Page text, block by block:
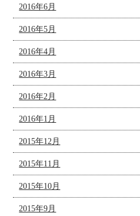
2016年6月
2016年5月
2016年4月
2016年3月
2016年2月
2016年1月
2015年12月
2015年11月
2015年10月
2015年9月